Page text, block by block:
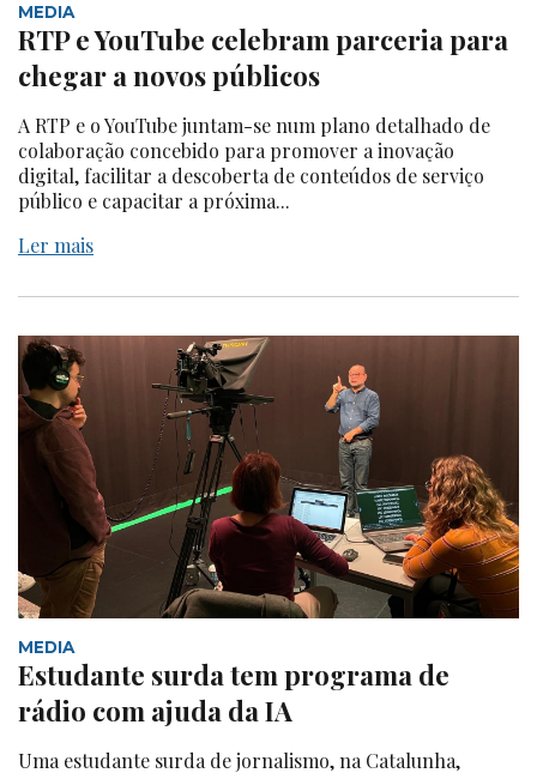
MEDIA
RTP e YouTube celebram parceria para
chegar a novos públicos
A RTP e o YouTube juntam-se num plano detalhado de
colaboração concebido para promover a inovação
digital, facilitar a descoberta de conteúdos de serviço
público e capacitar a próxima...
Ler mais
MEDIA
Estudante surda tem programa de
rádio com ajuda da IA
Uma estudante surda de jornalismo, na Catalunha,